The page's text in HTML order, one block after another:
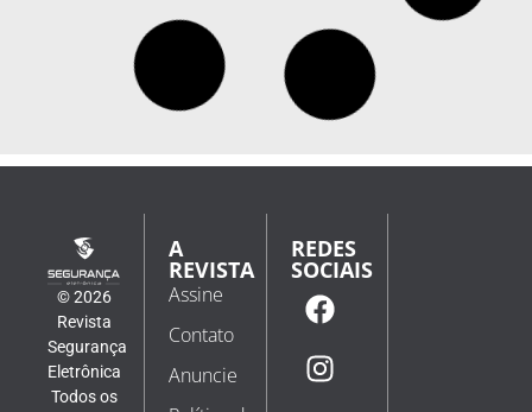
Escola adota sistema de reconhecimento facial
e avisa responsáveis sobre entrada e saída de
alunos em tempo real
Uma escola municipal recém-inaugurada em Barcarena,
no Pará, passou a adotar um sistema tecnológico que
notifica os responsáveis sempre que os alunos chegam